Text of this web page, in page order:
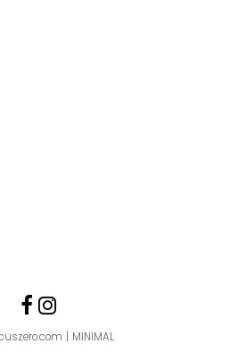
MINIMAL
Like us on
Follow us on